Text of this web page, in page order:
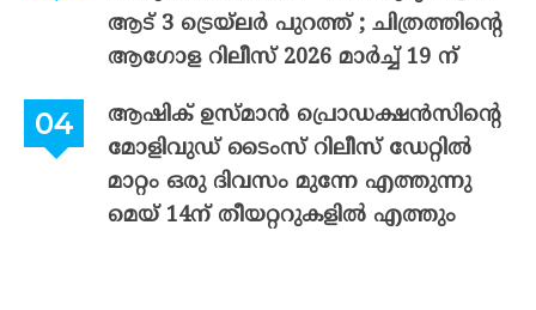
ആട് 3 ട്രെയ്‌ലർ പുറത്ത് ; ചിത്രത്തിന്റെ
ആഗോള റിലീസ് 2026 മാർച്ച് 19 ന്
ആഷിക് ഉസ്മാൻ പ്രൊഡക്ഷൻസിന്റെ
മോളിവുഡ് ടൈംസ് റിലീസ് ഡേറ്റിൽ
മാറ്റം ഒരു ദിവസം മുന്നേ എത്തുന്നു
മെയ് 14ന് തീയറ്ററുകളിൽ എത്തും